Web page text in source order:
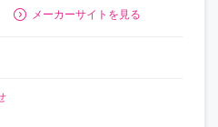
メーカーサイトを見る